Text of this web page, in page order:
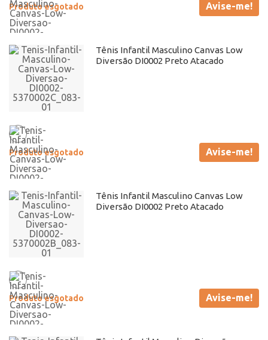
Produto esgotado Avise-me!
Tênis Infantil Masculino Canvas Low
Diversão DI0002 Preto Atacado
Produto esgotado Avise-me!
Tênis Infantil Masculino Canvas Low
Diversão DI0002 Preto Atacado
Produto esgotado Avise-me!